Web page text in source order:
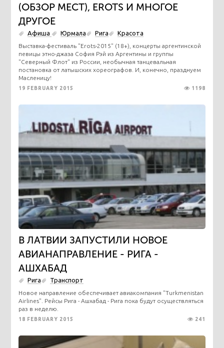
(ОБЗОР МЕСТ), EROTS И МНОГОЕ
ДРУГОЕ
Афиша Юрмала Рига Красота
Выставка-фестиваль "Erots-2015" (18+), концерты аргентинской
певицы этно-джаза София Рэй из Аргентины и группы
"Северный Флот" из России, необычная танцевальная
постановка от латышских хореографов. И, конечно, празднуем
Масленицу!
19 FEBRUARY 2015 1198
В ЛАТВИИ ЗАПУСТИЛИ НОВОЕ
АВИАНАПРАВЛЕНИЕ - РИГА -
АШХАБАД
Рига Транспорт
Новое направление обеспечивает авиакомпания "Turkmenistan
Airlines". Рейсы Рига - Ашхабад - Рига пока будут осуществляться
раз в неделю.
18 FEBRUARY 2015 241